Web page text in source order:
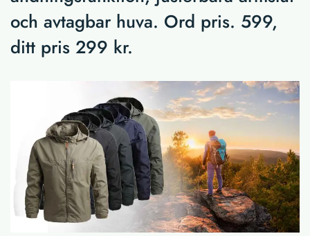
och avtagbar huva. Ord pris. 599,
ditt pris 299 kr.